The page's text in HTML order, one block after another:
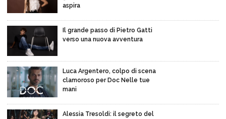
aspira
Il grande passo di Pietro Gatti
verso una nuova avventura
Luca Argentero, colpo di scena
clamoroso per Doc Nelle tue
mani
Alessia Tresoldi: il segreto del